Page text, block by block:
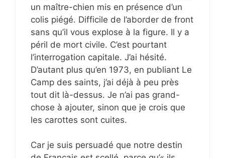
un maître-chien mis en présence d’un
colis piégé. Difficile de l’aborder de front
sans qu’il vous explose à la figure. Il y a
péril de mort civile. C’est pourtant
l’interrogation capitale. J’ai hésité.
D’autant plus qu’en 1973, en publiant Le
Camp des saints, j’ai déjà à peu près
tout dit là-dessus. Je n’ai pas grand-
chose à ajouter, sinon que je crois que
les carottes sont cuites.
Car je suis persuadé que notre destin